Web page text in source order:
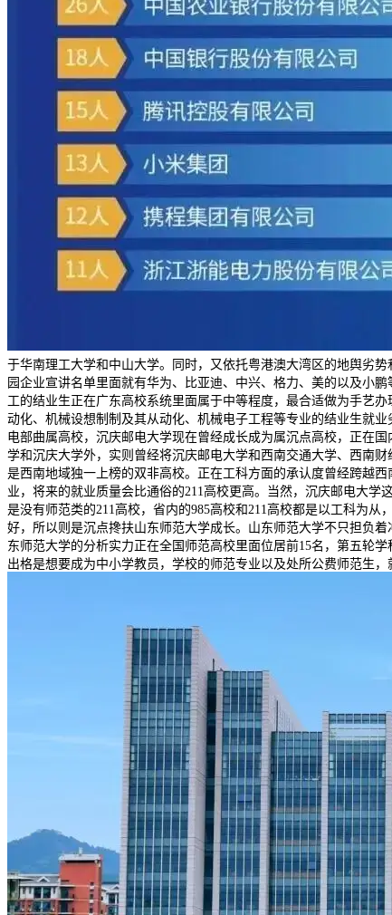
于华南理工大学和中山大学。同时，又依托粤港澳大湾区的地舆劣
园企业宣讲名单里面就有华为、比亚迪、中兴、格力、美的以及小
工的结业生正在广东高校系统里面属于中等程度，最合适做为手艺
动化、机械设想制制及其从动化、机械电子工程等专业的结业生就
电部曲属高校，沉庆邮电大学现在曾经成长成为属沉点高校，正在
学和沉庆大学外，实则曾经将沉庆邮电大学和西南交通大学、西南
是西南地域独一上榜的双非高校。正在工科方面的承认度曾经跨越
业，将来的就业质量会比通俗的211高校更高。当然，沉庆邮电大学
是没有师范类的211高校，省内的985高校和211高校都是以工科为
好，所以则是沉点搀扶山东师范大学成长。山东师范大学不只担负
东师范大学的分析实力正在全国师范高校里面位居前15名，第五轮
出格是想要成为中小学教员，学校的师范专业以及处所公费师范生，